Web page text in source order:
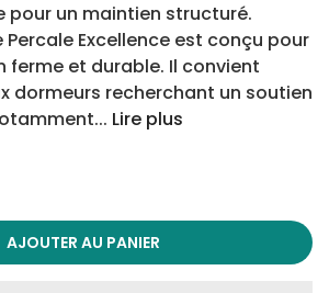
pour un maintien structuré.
Percale Excellence est conçu pour
ferme et durable. Il convient
dormeurs recherchant un soutien
Lire plus
AJOUTER AU PANIER